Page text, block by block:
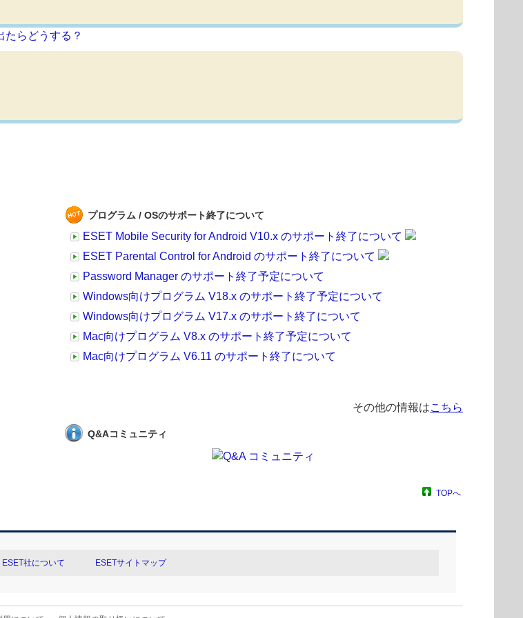
プログラム / OSのサポート終了について
ESET Mobile Security for Android V10.x のサポート終了について
ESET Parental Control for Android のサポート終了について
Password Manager のサポート終了予定について
Windows向けプログラム V18.x のサポート終了予定について
Windows向けプログラム V17.x のサポート終了について
Mac向けプログラム V8.x のサポート終了予定について
Mac向けプログラム V6.11 のサポート終了について
その他の情報はこちら
Q&Aコミュニティ
TOPへ
ESET社について ESETサイトマップ